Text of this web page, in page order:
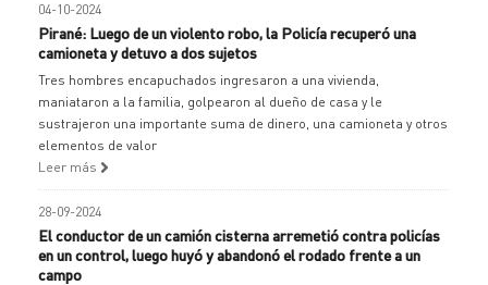
04-10-2024
Pirané: Luego de un violento robo, la Policía recuperó una
camioneta y detuvo a dos sujetos
Tres hombres encapuchados ingresaron a una vivienda,
maniataron a la familia, golpearon al dueño de casa y le
sustrajeron una importante suma de dinero, una camioneta y otros
elementos de valor
Leer más
28-09-2024
El conductor de un camión cisterna arremetió contra policías
en un control, luego huyó y abandonó el rodado frente a un
campo